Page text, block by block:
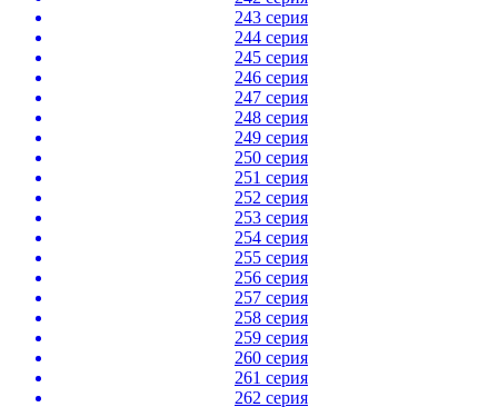
243 серия
244 серия
245 серия
246 серия
247 серия
248 серия
249 серия
250 серия
251 серия
252 серия
253 серия
254 серия
255 серия
256 серия
257 серия
258 серия
259 серия
260 серия
261 серия
262 серия